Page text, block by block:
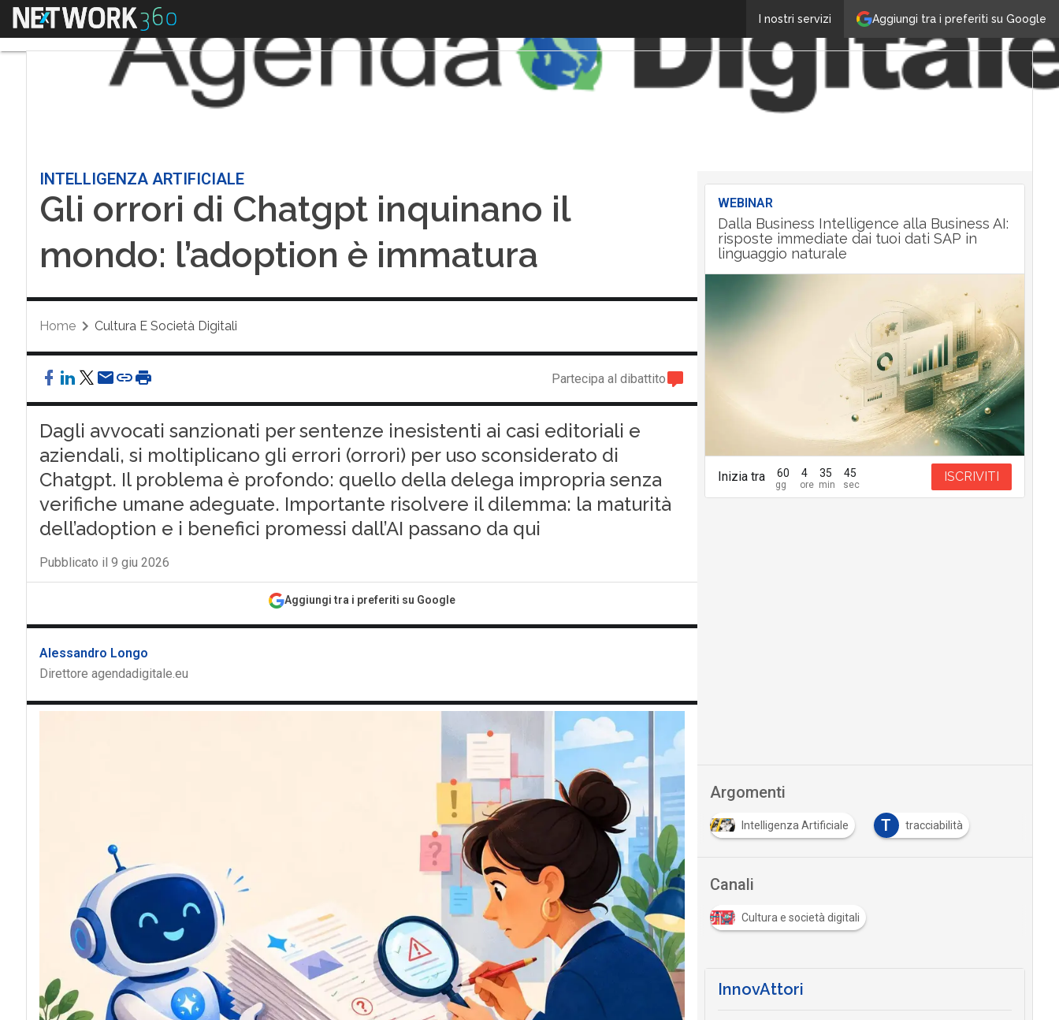
Aggiungi tra i preferiti su Google
I nostri servizi
Menu
INTELLIGENZA ARTIFICIALE
Gli orrori di Chatgpt inquinano il
mondo: l’adoption è immatura
Home Cultura E Società Digitali
Partecipa al dibattito
Dagli avvocati sanzionati per sentenze inesistenti ai casi editoriali e
aziendali, si moltiplicano gli errori (orrori) per uso sconsiderato di
Chatgpt. Il problema è profondo: quello della delega impropria senza
verifiche umane adeguate. Importante risolvere il dilemma: la maturità
dell’adoption e i benefici promessi dall’AI passano da qui
Pubblicato il 9 giu 2026
Aggiungi tra i preferiti su Google
Alessandro Longo
Direttore agendadigitale.eu
WEBINAR
Dalla Business Intelligence alla Business AI:
risposte immediate dai tuoi dati SAP in
linguaggio naturale
Inizia tra 60 4 35 44 ISCRIVITI
Argomenti
Intelligenza Artificiale T tracciabilità
Canali
Cultura e società digitali
InnovAttori